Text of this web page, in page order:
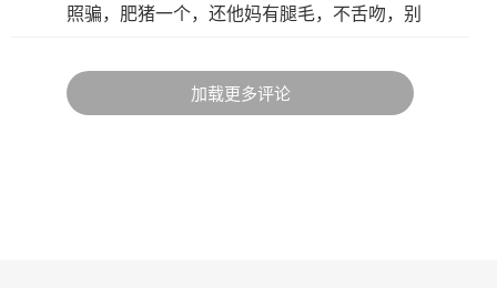
照骗，肥猪一个，还他妈有腿毛，不舌吻，别
加载更多评论